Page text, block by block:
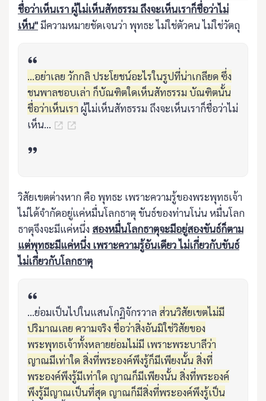
ชื่อว่าเห็นเรา ผู้ไม่เห็นสัทธรรม ถึงจะเห็นเราก็ชื่อว่าไม่
เห็น"มีความหมายชัดเจนว่า พุทธะ ไม่ใช่ตัวคน ไม่ใช่วัตถุ
...อย่าเลย วักกลิ ประโยชน์อะไรในรูปที่น่าเกลียด ซึ่ง
ชนพาลชอบเล่า ก็บัณฑิตใดเห็นสัทธรรม บัณฑิตนั้น
ชื่อว่าเห็นเรา ผู้ไม่เห็นสัทธรรม ถึงจะเห็นเราก็ชื่อว่าไม่
เห็น...
วิสัยเขตต่างหาก คือ พุทธะ เพราะความรู้ของพระพุทธเจ้า
ไม่ได้จำกัดอยู่แค่หมื่นโลกธาตุ ขันธ์ของท่านโน่น หมื่นโลก
ธาตุจึงจะมีแค่หนึ่ง สองหมื่นโลกธาตุจะมีอยู่สองขันธ์ก็ตาม
แต่พุทธะมีแค่หนึ่ง เพราะความรู้อันเดียว ไม่เกี่ยวกับขันธ์
ไม่เกี่ยวกับโลกธาตุ
...ย่อมเป็นไปในแสนโกฏิจักรวาล ส่วนวิสัยเขตไม่มี
ปริมาณเลย ความจริง ชื่อว่าสิ่งอันมิใช่วิสัยของ
พระพุทธเจ้าทั้งหลายย่อมไม่มี เพราะพระบาลีว่า
ญาณมีเท่าใด สิ่งที่พระองค์พึงรู้ก็มีเพียงนั้น สิ่งที่
พระองค์พึงรู้มีเท่าใด ญาณก็มีเพียงนั้น สิ่งที่พระองค์
พึงรู้มีญาณเป็นที่สุด ญาณก็มีสิ่งที่พระองค์พึงรู้เป็น